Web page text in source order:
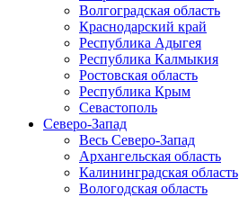
Волгоградская область
Краснодарский край
Республика Адыгея
Республика Калмыкия
Ростовская область
Республика Крым
Севастополь
Северо-Запад
Весь Северо-Запад
Архангельская область
Калининградская область
Вологодская область